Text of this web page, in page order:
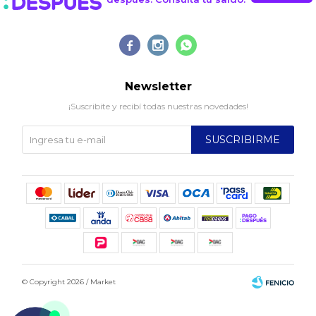
  
Newsletter
¡Suscribite y recibí todas nuestras novedades!
SUSCRIBIRME
© Copyright 2026 / Market